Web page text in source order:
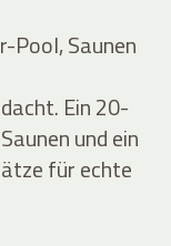
Pool, Saunen
Ein 20-
und ein
für echte